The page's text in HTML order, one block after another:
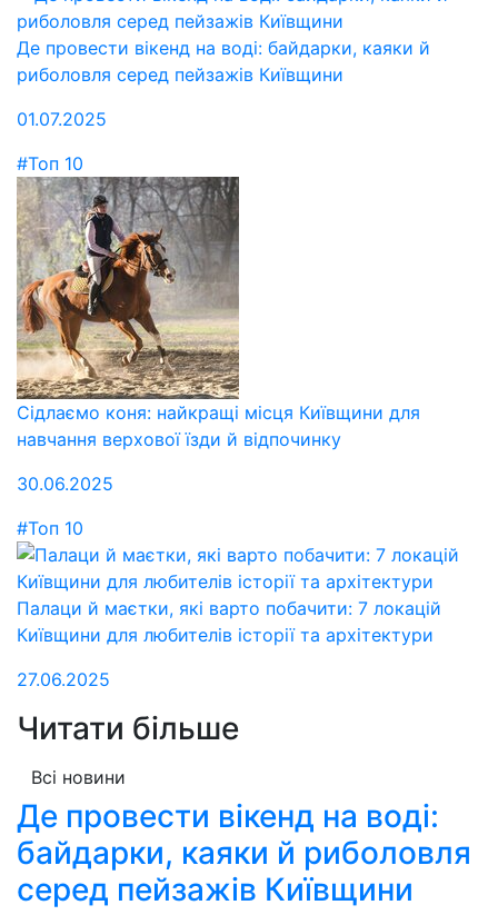
Де провести вікенд на воді: байдарки, каяки й
риболовля серед пейзажів Київщини
01.07.2025
#Топ 10
Сідлаємо коня: найкращі місця Київщини для
навчання верхової їзди й відпочинку
30.06.2025
#Топ 10
Палаци й маєтки, які варто побачити: 7 локацій
Київщини для любителів історії та архітектури
27.06.2025
Читати більше
Всі новини
Де провести вікенд на воді:
байдарки, каяки й риболовля
серед пейзажів Київщини